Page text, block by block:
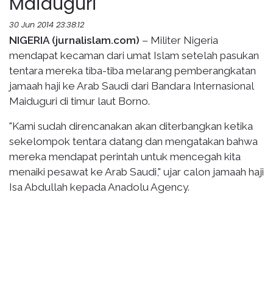
30 Jun 2014 23:38:12
NIGERIA (jurnalislam.com) – Militer Nigeria
mendapat kecaman dari umat Islam setelah pasukan
tentara mereka tiba-tiba melarang pemberangkatan
jamaah haji ke Arab Saudi dari Bandara Internasional
Maiduguri di timur laut Borno.
"Kami sudah direncanakan akan diterbangkan ketika
sekelompok tentara datang dan mengatakan bahwa
mereka mendapat perintah untuk mencegah kita
menaiki pesawat ke Arab Saudi," ujar calon jamaah haji
Isa Abdullah kepada Anadolu Agency.